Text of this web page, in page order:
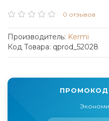
0 отзывов
Производитель: Kermi
Код Товара: qprod_52028
ПРОМОКОД